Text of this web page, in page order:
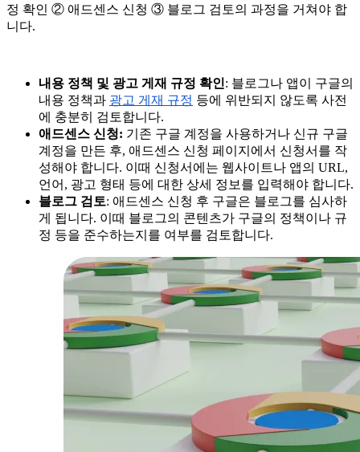
정 확인 ② 애드센스 신청 ③ 블로그 검토의 과정을 거쳐야 합
니다.
내용 정책 및 광고 게재 규정 확인: 블로그나 앱이 구글의
내용 정책과 광고 게재 규정 등에 위반되지 않도록 사전
에 충분히 검토합니다.
애드센스 신청: 기존 구글 계정을 사용하거나 신규 구글
계정을 만든 후, 애드센스 신청 페이지에서 신청서를 작
성해야 합니다. 이때 신청서에는 웹사이트나 앱의 URL,
언어, 광고 형태 등에 대한 상세 정보를 입력해야 합니다.
블로그 검토: 애드센스 신청 후 구글은 블로그를 심사하
게 됩니다. 이때 블로그의 콘텐츠가 구글의 정책이나 규
정 등을 준수하는지를 여부를 검토합니다.